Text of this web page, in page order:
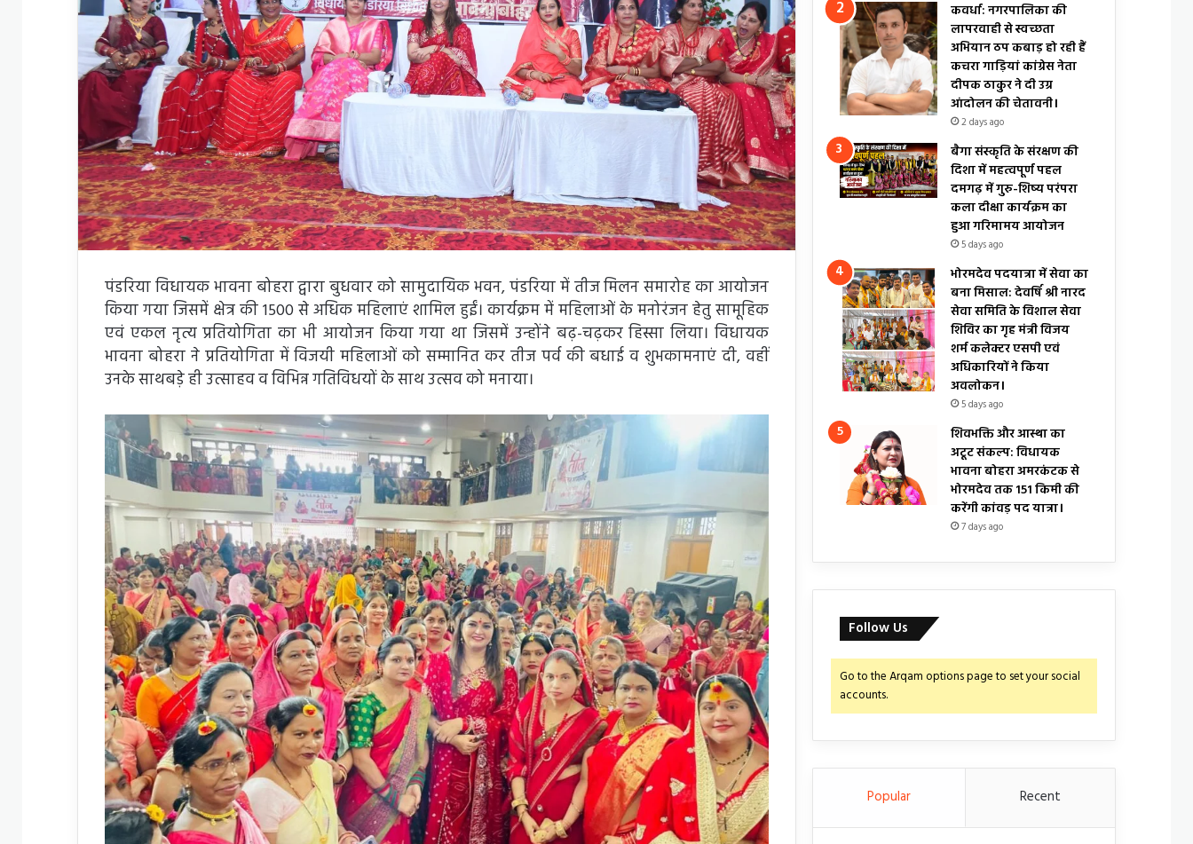
पंडरिया विधायक भावना बोहरा द्वारा बुधवार को सामुदायिक भवन, पंडरिया में तीज मिलन समारोह का आयोजन
किया गया जिसमें क्षेत्र की 1500 से अधिक महिलाएं शामिल हुईं। कार्यक्रम में महिलाओं के मनोरंजन हेतु सामूहिक
एवं एकल नृत्य प्रतियोगिता का भी आयोजन किया गया था जिसमें उन्होंने बढ़-चढ़कर हिस्सा लिया। विधायक
भावना बोहरा ने प्रतियोगिता में विजयी महिलाओं को सम्मानित कर तीज पर्व की बधाई व शुभकामनाएं दी, वहीं
उनके साथबड़े ही उत्साहव व विभिन्न गतिविधयों के साथ उत्सव को मनाया।
कवर्धा: नगरपालिका की
लापरवाही से स्वच्छता
अभियान ठप कबाड़ हो रही हैं
कचरा गाड़ियां कांग्रेस नेता
दीपक ठाकुर ने दी उग्र
आंदोलन की चेतावनी।
2 days ago
बैगा संस्कृति के संरक्षण की
दिशा में महत्वपूर्ण पहल
दमगढ़ में गुरु-शिष्य परंपरा
कला दीक्षा कार्यक्रम का
हुआ गरिमामय आयोजन
5 days ago
भोरमदेव पदयात्रा में सेवा का
बना मिसाल: देवर्षि श्री नारद
सेवा समिति के विशाल सेवा
शिविर का गृह मंत्री विजय
शर्म कलेक्टर एसपी एवं
अधिकारियों ने किया
अवलोकन।
5 days ago
शिवभक्ति और आस्था का
अटूट संकल्प: विधायक
भावना बोहरा अमरकंटक से
भोरमदेव तक 151 किमी की
करेंगी कांवड़ पद यात्रा।
7 days ago
Follow Us
Go to the Arqam options page to set your social
accounts.
Popular Recent